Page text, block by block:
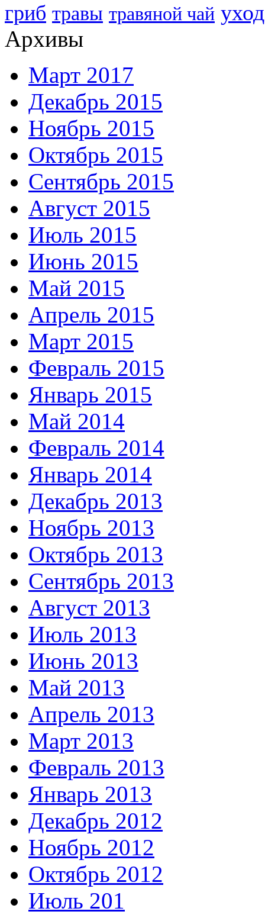
гриб травы травяной чай уход
Архивы
Март 2017
Декабрь 2015
Ноябрь 2015
Октябрь 2015
Сентябрь 2015
Август 2015
Июль 2015
Июнь 2015
Май 2015
Апрель 2015
Март 2015
Февраль 2015
Январь 2015
Май 2014
Февраль 2014
Январь 2014
Декабрь 2013
Ноябрь 2013
Октябрь 2013
Сентябрь 2013
Август 2013
Июль 2013
Июнь 2013
Май 2013
Апрель 2013
Март 2013
Февраль 2013
Январь 2013
Декабрь 2012
Ноябрь 2012
Октябрь 2012
Июль 201